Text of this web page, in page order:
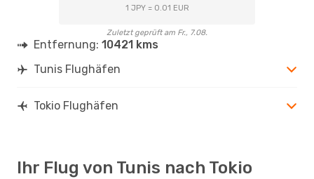
1 JPY = 0.01 EUR
Zuletzt geprüft am Fr., 7.08.
Entfernung: 10421 kms
Tunis Flughäfen
Tokio Flughäfen
Ihr Flug von Tunis nach Tokio